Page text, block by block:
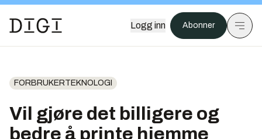
Logg inn Abonner
FORBRUKERTEKNOLOGI
Vil gjøre det billigere og
bedre å printe hjemme